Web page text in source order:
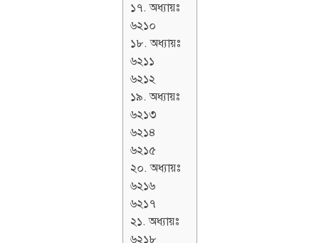
১৭. অধ্যায়ঃ
৬২১০
১৮. অধ্যায়ঃ
৬২১১
৬২১২
১৯. অধ্যায়ঃ
৬২১৩
৬২১৪
৬২১৫
২০. অধ্যায়ঃ
৬২১৬
৬২১৭
২১. অধ্যায়ঃ
৬২১৮